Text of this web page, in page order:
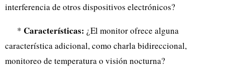
interferencia de otros dispositivos electrónicos?
* Características: ¿El monitor ofrece alguna
característica adicional, como charla bidireccional,
monitoreo de temperatura o visión nocturna?